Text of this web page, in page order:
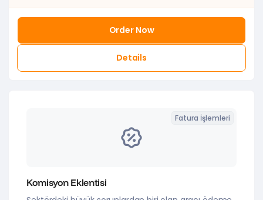
Order Now
Details
Fatura İşlemleri
Komisyon Eklentisi